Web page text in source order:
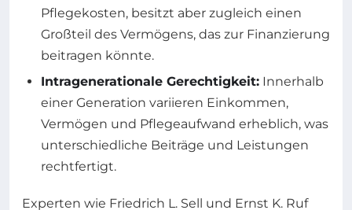
Pflegekosten, besitzt aber zugleich einen
Großteil des Vermögens, das zur Finanzierung
beitragen könnte.
Intragenerationale Gerechtigkeit: Innerhalb
einer Generation variieren Einkommen,
Vermögen und Pflegeaufwand erheblich, was
unterschiedliche Beiträge und Leistungen
rechtfertigt.
Experten wie Friedrich L. Sell und Ernst K. Ruf